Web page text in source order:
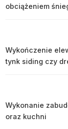
obciążeniem
Wykończenie
tynk siding czy
Wykonanie
oraz kuchni